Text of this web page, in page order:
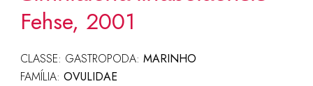
Fehse, 2001
CLASSE: GASTROPODA: MARINHO
FAMÍLIA: OVULIDAE